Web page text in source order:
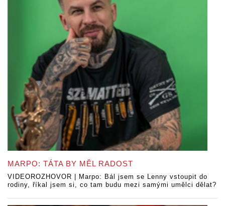
MARPO: TÁTA BY MĚL RADOST
VIDEOROZHOVOR | Marpo: Bál jsem se Lenny vstoupit do
rodiny, říkal jsem si, co tam budu mezi samými umělci dělat?